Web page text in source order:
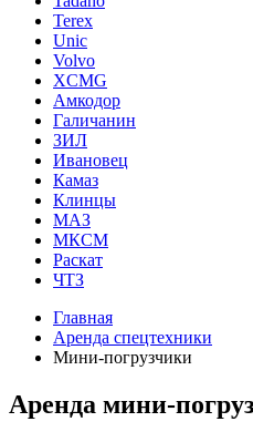
Terex
Unic
Volvo
XCMG
Амкодор
Галичанин
ЗИЛ
Ивановец
Камаз
Клинцы
МАЗ
МКСМ
Раскат
ЧТЗ
Главная
Аренда спецтехники
Мини-погрузчики
Аренда мини-